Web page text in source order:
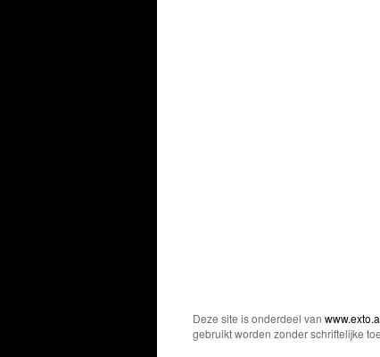
Deze site is onderdeel van
gebruikt worden zonder schriftelijke